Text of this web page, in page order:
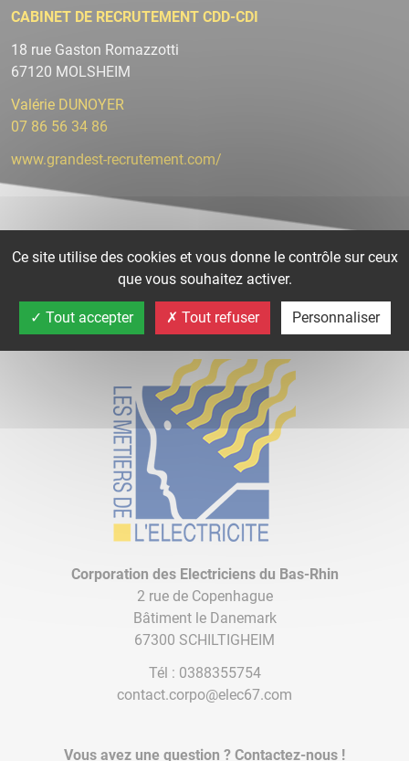
CABINET DE RECRUTEMENT CDD-CDI
18 rue Gaston Romazzotti
67120 MOLSHEIM
Valérie DUNOYER
07 86 56 34 86
www.grandest-recrutement.com/
Corporation des Electriciens du Bas-Rhin
2 rue de Copenhague
Bâtiment le Danemark
67300 SCHILTIGHEIM
Tél : 0388355754
contact.corpo@elec67.com
Vous avez une question ? Contactez-nous !
Ce site utilise des cookies et vous donne le contrôle sur ceux
que vous souhaitez activer.
Tout accepter Tout refuser Personnaliser